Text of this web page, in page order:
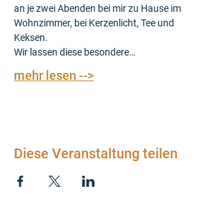
an je zwei Abenden bei mir zu Hause im
Wohnzimmer, bei Kerzenlicht, Tee und
Keksen.
Wir lassen diese besondere…
mehr lesen -->
Diese Veranstaltung teilen